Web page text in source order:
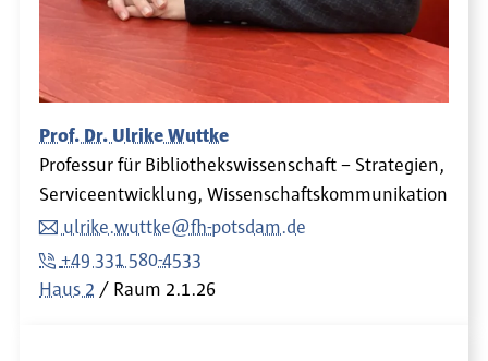
Prof. Dr. Ulrike Wuttke
Professur für Bibliothekswissenschaft – Strategien,
Serviceentwicklung, Wissenschaftskommunikation
ulrike.wuttke@fh-potsdam.de
+49 331 580-4533
Haus 2
Raum 2.1.26